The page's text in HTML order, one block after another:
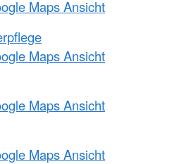
Maps Ansicht
Maps Ansicht
Maps Ansicht
Maps Ansicht